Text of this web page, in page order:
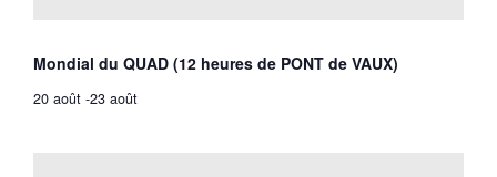
Mondial du QUAD (12 heures de PONT de VAUX)
20 août -23 août